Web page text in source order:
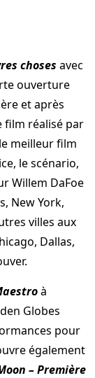
choses avec
ouverture
et après
film réalisé par
meilleur film
le scénario,
Willem DaFoe
New York,
villes aux
Dallas,
à
Globes
pour
également
– Première